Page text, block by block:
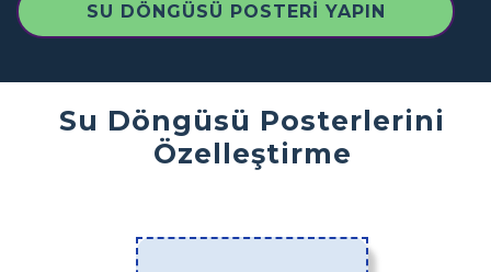
SU DÖNGÜSÜ POSTERI YAPIN
Su Döngüsü Posterlerini
Özelleştirme